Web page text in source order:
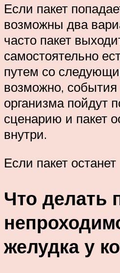
Если пакет
возможны два
часто пакет
самостоятельно
путем со
возможно, события
организма пойдут
сценарию и пакет
внутри.
Если пакет останет
Что делать
желудка у